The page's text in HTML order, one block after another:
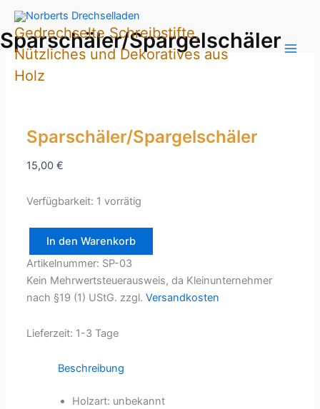
Zum
Inhalt
springen
Gedrechselte Schreibstifte,
Nützliches und Dekoratives aus
Holz
Sparschäler/Spargelschäler
Sparschäler/Spargelschäler
15,00€
Verfügbarkeit: 1 vorrätig
Menge
In den Warenkorb
Artikelnummer: SP-03
Kein Mehrwertsteuerausweis, da Kleinunternehmer
nach §19 (1) UStG. zzgl.Versandkosten
Lieferzeit: 1-3 Tage
Beschreibung
Holzart: unbekannt